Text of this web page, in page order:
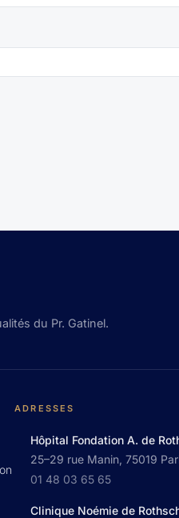
du Pr. Gatinel.
ADRESSES
Hôpital Fondation A. de
25–29 rue Manin, 75019
01 48 03 65 65
Clinique Noémie de